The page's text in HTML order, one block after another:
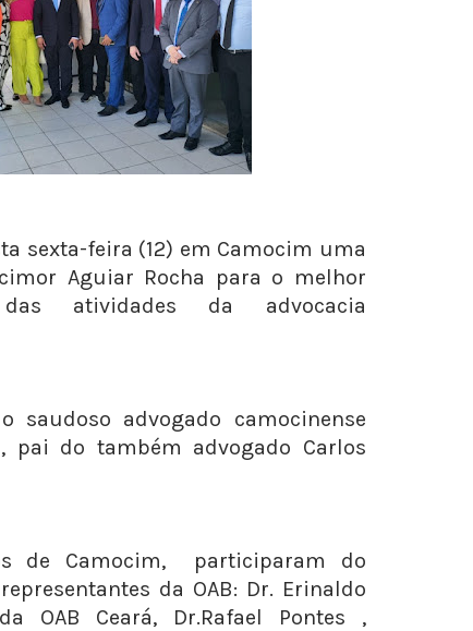
sexta-feira (12) em Camocim uma
Aguiar Rocha para o melhor
atividades da advocacia
saudoso advogado camocinense
pai do também advogado Carlos
de Camocim, participaram do
da OAB: Dr. Erinaldo
OAB Ceará, Dr.Rafael Pontes ,